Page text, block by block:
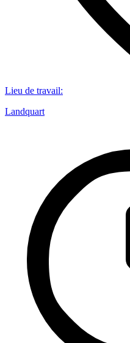
Lieu de travail:
Landquart